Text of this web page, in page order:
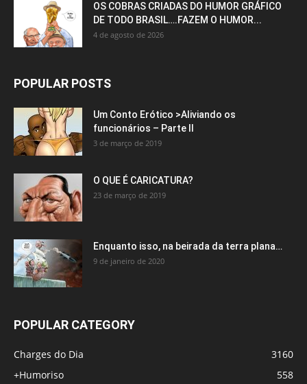
OS COBRAS CRIADAS DO HUMOR GRÁFICO
DE TODO BRASIL….FAZEM O HUMOR...
4 de agosto de 2026
POPULAR POSTS
Um Conto Erótico >Aliviando os
funcionários – Parte II
3 de março de 2019
O QUE É CARICATURA?
23 de março de 2019
Enquanto isso, na beirada da terra plana…
9 de janeiro de 2020
POPULAR CATEGORY
Charges do Dia
3160
+Humoriso
558